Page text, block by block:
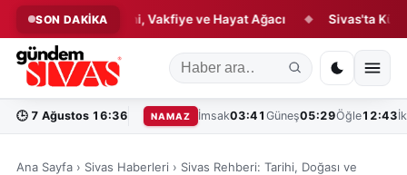
SON DAKİKA
Hikâyesi: Çini, Vakfiye ve Hayat Ağacı ◆ Sivas'ta Kültür ve
🕒 7 Ağustos 16:36 NAMAZ İmsak03:41 Güneş05:29Öğle12:43
Ana Sayfa › Sivas Haberleri › Sivas Rehberi: Tarihi, Doğası ve